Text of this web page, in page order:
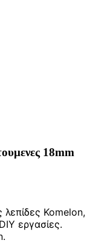
18mm
Komelon,
εργασίες.